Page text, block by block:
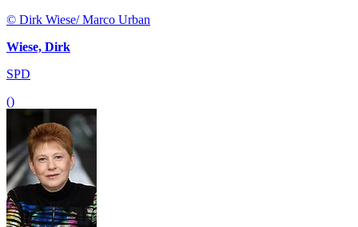
© Dirk Wiese/ Marco Urban
Wiese, Dirk
SPD
()